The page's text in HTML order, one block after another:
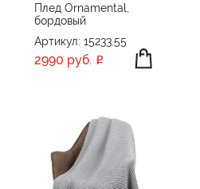
Плед Ornamental,
бордовый
Артикул: 15233.55
2990 руб.